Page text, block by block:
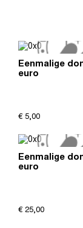
Eenmalige
euro
€ 5,00
Eenmalige
euro
€ 25,00